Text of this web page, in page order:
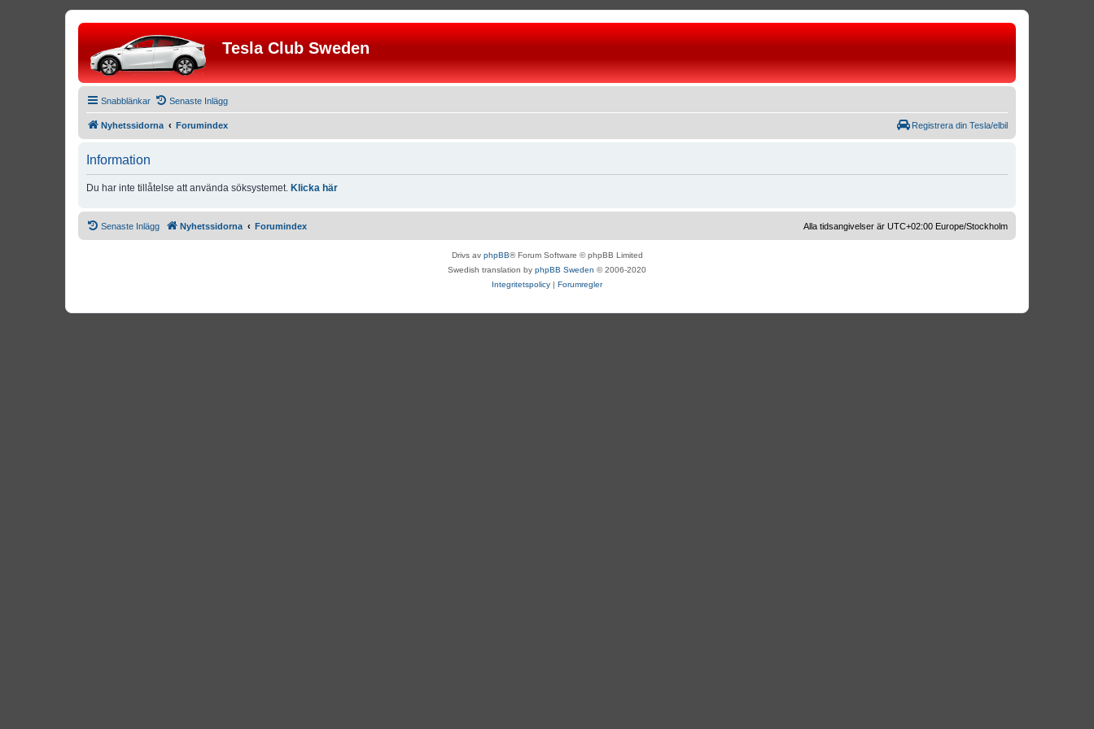
Tesla Club Sweden
Snabblänkar Senaste Inlägg
Nyhetssidorna Forumindex Registrera din Tesla/elbil
Information
Du har inte tillåtelse att använda söksystemet. Klicka här
Senaste Inlägg Nyhetssidorna Forumindex Alla tidsangivelser är UTC+02:00 Europe/Stockholm
Drivs av phpBB® Forum Software © phpBB Limited
Swedish translation by phpBB Sweden © 2006-2020
Integritetspolicy | Forumregler